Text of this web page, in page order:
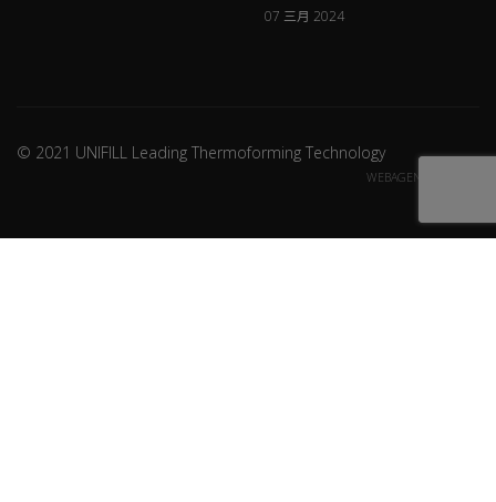
07 三月 2024
© 2021 UNIFILL Leading Thermoforming Technology
WEBAGENCY CREDITS